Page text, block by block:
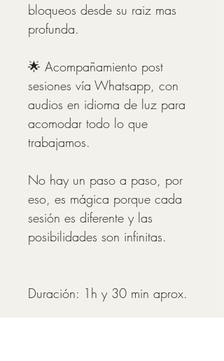
bloqueos desde su raiz mas
profunda.
🌟 Acompañamiento post
sesiones vía Whatsapp, con
audios en idioma de luz para
acomodar todo lo que
trabajamos.
No hay un paso a paso, por
eso, es mágica porque cada
sesión es diferente y las
posibilidades son infinitas.
Duración: 1h y 30 min aprox.